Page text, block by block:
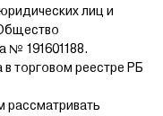
лиц и
№ 191601188.
торговом реестре РБ